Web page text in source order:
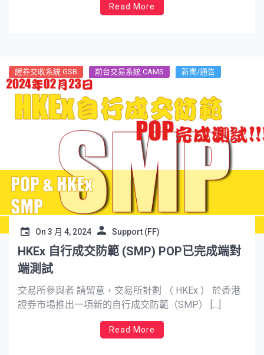
Read More
證券交收系統 GSB 前台交易系統 CAMS 新聞/通告
On 3 月 4, 2024 Support (FF)
HKEx 自行成交防範 (SMP) POP已完成端對
端測試
交易所參與者 請留意，交易所計劃 （ HKEx ） 於香港
證券市場推出一項新的自行成交防範（SMP） […]
Read More